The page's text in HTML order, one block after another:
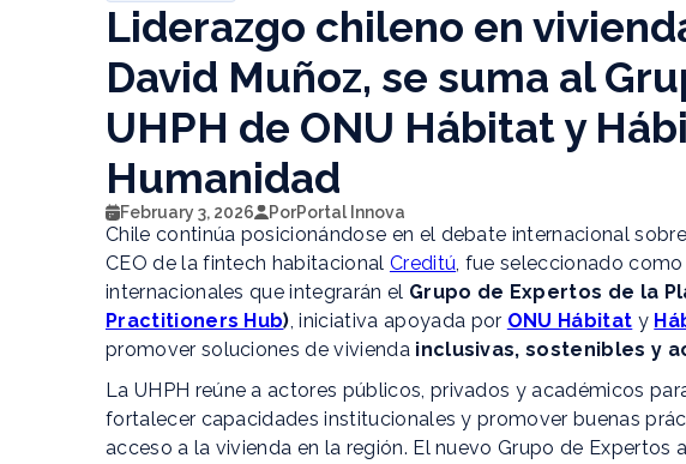
Liderazgo chileno en
David Muñoz, se suma al
UHPH de ONU Hábitat y
Humanidad
February 3, 2026 PorPortal Innova
Chile continúa posicionándose en el debate internacional
CEO de la fintech habitacional Creditú, fue seleccionado
internacionales que integrarán el Grupo de Expertos de la
Practitioners Hub), iniciativa apoyada por ONU Hábitat y
promover soluciones de vivienda inclusivas, sostenibles y
La UHPH reúne a actores públicos, privados y académicos
fortalecer capacidades institucionales y promover buenas
acceso a la vivienda en la región. El nuevo Grupo de